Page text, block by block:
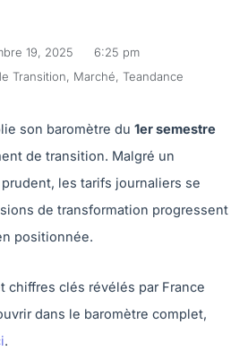
19, 2025
6:25 pm
Transition, Marché, Teandance
son baromètre du 1er semestre
de transition. Malgré un
les tarifs journaliers se
de transformation progressent
positionnée.
chiffres clés révélés par France
dans le baromètre complet,
.